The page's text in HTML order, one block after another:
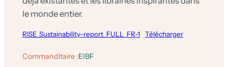
le monde entier.
RISE_Sustainability-report_FULL_FR-1 Télécharger
Commanditaire :EIBF